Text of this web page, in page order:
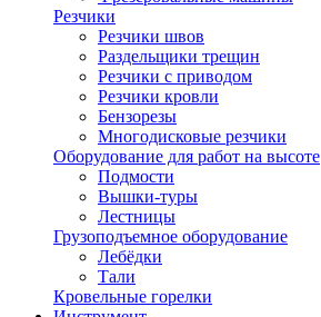
Резчики
Резчики швов
Раздельщики трещин
Резчики с приводом
Резчики кровли
Бензорезы
Многодисковые резчики
Оборудование для работ на высоте
Подмости
Вышки-туры
Лестницы
Грузоподъемное оборудование
Лебёдки
Тали
Кровельные горелки